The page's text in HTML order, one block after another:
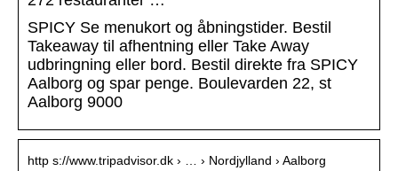
SPICY Se menukort og åbningstider. Bestil
Takeaway til afhentning eller Take Away
udbringning eller bord. Bestil direkte fra SPICY
Aalborg og spar penge. Boulevarden 22, st
Aalborg 9000
http s://www.tripadvisor.dk › … › Nordjylland › Aalborg